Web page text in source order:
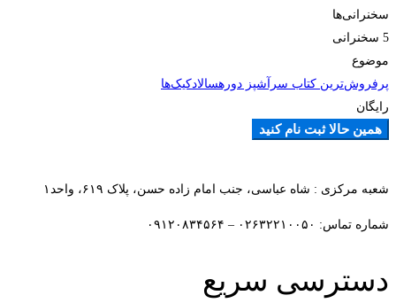
سخنرانی‌ها
5 سخنرانی‌
موضوع
پرفروش‌ترین کتاب سرآشپز دورهسالادکیک‌ها
رایگان
همین حالا ثبت نام کنید
شعبه مرکزی : شاه عباسی، جنب امام زاده حسن، پلاک ۶۱۹، واحد۱​
شماره تماس: ۰۲۶۳۲۲۱۰۰۵۰ – ۰۹۱۲۰۸۳۴۵۶۴
دسترسی سریع